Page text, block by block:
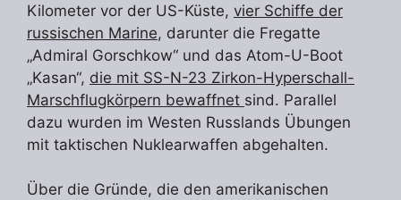
Kilometer vor der US-Küste, vier Schiffe der
russischen Marine, darunter die Fregatte
„Admiral Gorschkow“ und das Atom-U-Boot
„Kasan“, die mit SS-N-23 Zirkon-Hyperschall-
Marschflugkörpern bewaffnet sind. Parallel
dazu wurden im Westen Russlands Übungen
mit taktischen Nuklearwaffen abgehalten.
Über die Gründe, die den amerikanischen